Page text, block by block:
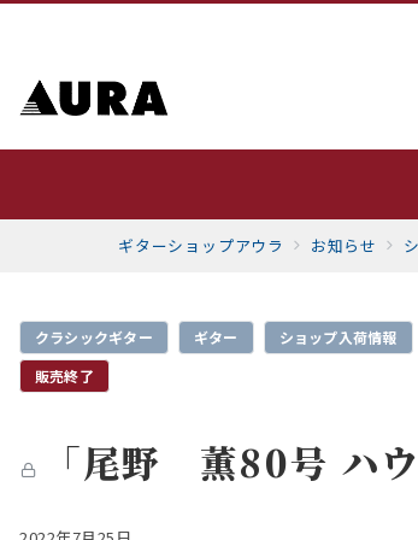
ギターショップアウラ お知らせ
クラシックギター ギター
ショップ入荷情報
販売終了
「尾野 薫80号 ハ